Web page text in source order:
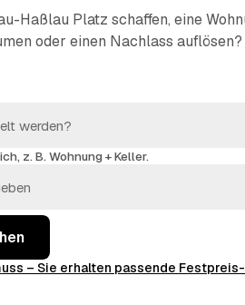
Haßlau Platz schaffen, eine
oder einen Nachlass
einmal, und schon erreichen Sie
die Kosten von Anfang an im Blick.
z. B. Wohnung + Keller.
– Sie erhalten passende